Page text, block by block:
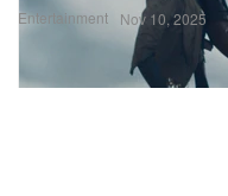
Entertainment Nov 10, 2025